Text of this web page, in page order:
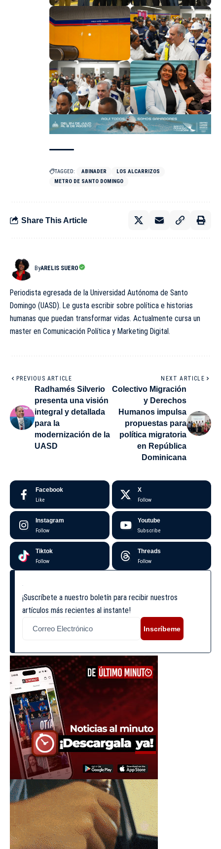
TAGGED: ABINADER
LOS ALCARRIZOS
METRO DE SANTO DOMINGO
Share This Article
ByARELIS SUERO
Periodista egresada de la Universidad Autónoma de Santo
Domingo (UASD). Le gusta escribir sobre política e historias
humanas que puedan transformar vidas. Actualmente cursa un
master en Comunicación Política y Marketing Digital.
PREVIOUS ARTICLE
Radhamés Silverio
presenta una visión
integral y detallada
para la
modernización de la
UASD
NEXT ARTICLE
Colectivo Migración
y Derechos
Humanos impulsa
propuestas para
política migratoria
en República
Dominicana
Facebook
Like
X
Follow
Instagram
Follow
Youtube
Subscribe
Tiktok
Follow
Threads
Follow
¡Suscríbete a nuestro boletín para recibir nuestros
artículos más recientes al instante!
Inscríbeme